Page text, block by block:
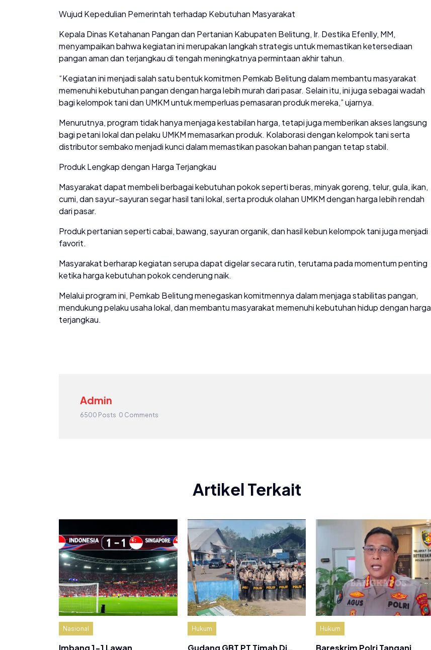
Wujud Kepedulian Pemerintah terhadap Kebutuhan Masyarakat
Kepala Dinas Ketahanan Pangan dan Pertanian Kabupaten Belitung, Ir. Destika Efenlly, MM,
menyampaikan bahwa kegiatan ini merupakan langkah strategis untuk memastikan ketersediaan
pangan aman dan terjangkau di tengah meningkatnya permintaan akhir tahun.
“Kegiatan ini menjadi salah satu bentuk komitmen Pemkab Belitung dalam membantu masyarakat
memenuhi kebutuhan pangan dengan harga lebih murah dari pasar. Selain itu, ini juga sebagai wadah
bagi kelompok tani dan UMKM untuk memperluas pemasaran produk mereka,” ujarnya.
Menurutnya, program tidak hanya menjaga kestabilan harga, tetapi juga memberikan akses langsung
bagi petani lokal dan pelaku UMKM memasarkan produk. Kolaborasi dengan kelompok tani serta
distributor sembako menjadi kunci dalam memastikan pasokan bahan pangan tetap stabil.
Produk Lengkap dengan Harga Terjangkau
Masyarakat dapat membeli berbagai kebutuhan pokok seperti beras, minyak goreng, telur, gula, ikan,
cumi, dan sayur-sayuran segar hasil tani lokal, serta produk olahan UMKM dengan harga lebih rendah
dari pasar.
Produk pertanian seperti cabai, bawang, sayuran organik, dan hasil kebun kelompok tani juga menjadi
favorit.
Masyarakat berharap kegiatan serupa dapat digelar secara rutin, terutama pada momentum penting
ketika harga kebutuhan pokok cenderung naik.
Melalui program ini, Pemkab Belitung menegaskan komitmennya dalam menjaga stabilitas pangan,
mendukung pelaku usaha lokal, dan membantu masyarakat memenuhi kebutuhan hidup dengan harga
terjangkau.
Admin
6500 Posts 0 Comments
Artikel Terkait
Nasional Hukum Hukum